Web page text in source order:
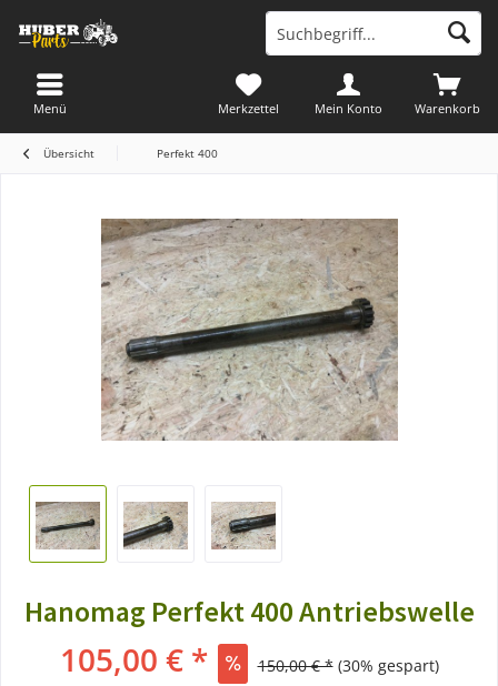
Warenkorb
Merkzettel Mein Konto
Menü
Übersicht Perfekt 400
Hanomag Perfekt 400 Antriebswelle
105,00 € * 150,00 € * (30% gespart)